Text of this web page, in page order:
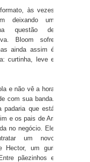
às vezes
deixando um
questão de
Bloom sofre
ainda assim é
curtinha, leve e
e não vê a hora
com sua banda.
padaria que está
e os pais de Ari
no negócio. Ele
um novo
Hector, um guri
pãezinhos e